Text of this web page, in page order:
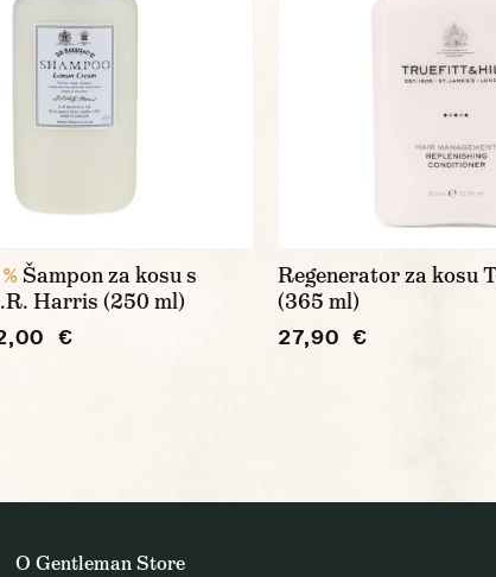
Šampon za kosu s
Harris (250 ml)
€
Regenerator za kosu
(365 ml)
27,90 €
O Gentleman Store